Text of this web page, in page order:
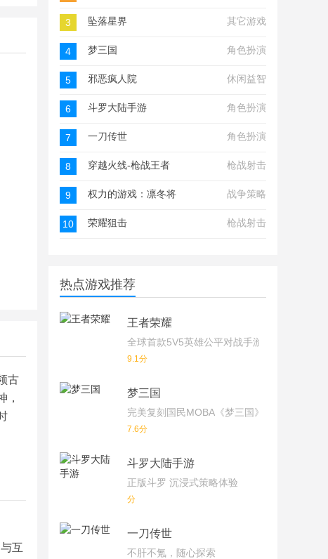
古
，
互
3 坠落星界 其它游戏
4 梦三国 角色扮演
5 邪恶疯人院 休闲益智
6 斗罗大陆手游 角色扮演
7 一刀传世 角色扮演
8 穿越火线-枪战王者 枪战射击
9 权力的游戏：凛冬将至 战争策略
10 荣耀狙击 枪战射击
热点游戏推荐
王者荣耀
全球首款5V5英雄公平对战手游
9.1分
梦三国
完美复刻国民MOBA《梦三国》端游！
7.6分
斗罗大陆手游
正版斗罗 沉浸式策略体验
分
一刀传世
不肝不氪，随心探索